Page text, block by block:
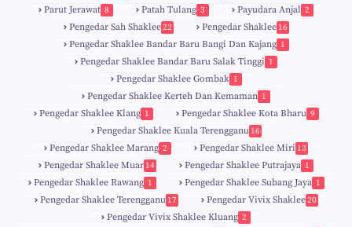
Parut Jerawat 8 Patah Tulang 3 Payudara Anjal 2
Pengedar Sah Shaklee22
9
Pengedar Shaklee 16
5
Pengedar Shaklee Bandar Baru Bangi Dan Kajang 1
Pengedar Shaklee Bandar Baru Salak Tinggi 1
Pengedar Shaklee Gombak 1
Pengedar Shaklee Kerteh Dan Kemaman 1
Pengedar Shaklee Klang 1 Pengedar Shaklee Kota Bharu 9
Pengedar Shaklee Kuala Terengganu 16
4
Pengedar Shaklee Marang 2 Pengedar Shaklee Miri 13
1
Pengedar Shaklee Muar 14
0
Pengedar Shaklee Putrajaya 1
Pengedar Shaklee Rawang 1 Pengedar Shaklee Subang Jaya 1
Pengedar Shaklee Terengganu 17 Pengedar Vivix Shaklee20
Pengedar Vivix Shaklee Kluang 2